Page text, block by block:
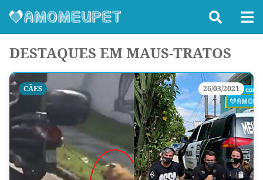
DESTAQUES EM MAUS-TRATOS
CÃES 26/03/2021